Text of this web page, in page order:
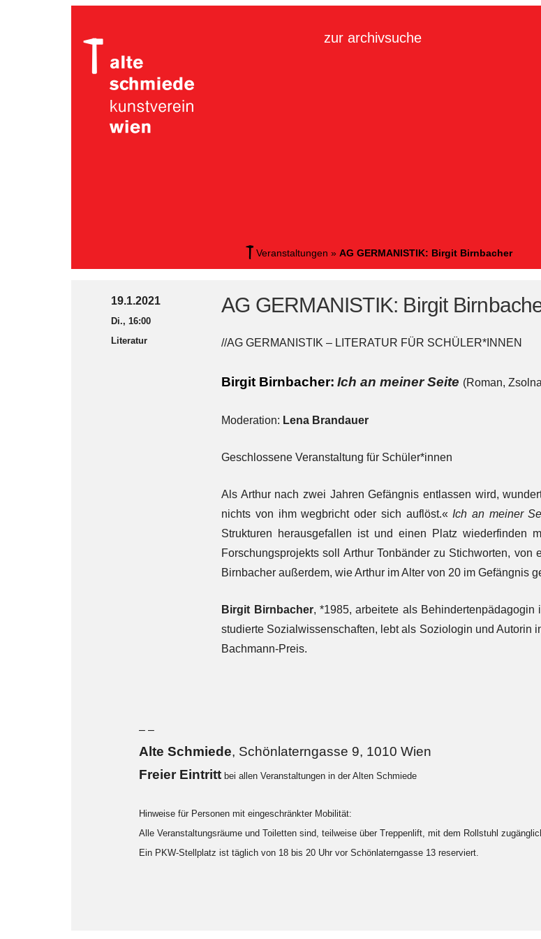
zur archivsuche
Veranstaltungen » AG GERMANISTIK: Birgit Birnbacher
19.1.2021
Di., 16:00
Literatur
AG GERMANISTIK: Birgit
//AG GERMANISTIK – LITERATUR FÜR SCHÜLER*INNEN
Birgit Birnbacher: Ich an meiner Seite (Roman,
Moderation: Lena Brandauer
Geschlossene Veranstaltung für Schüler*innen
Als Arthur nach zwei Jahren Gefängnis entlassen wird,
nichts von ihm wegbricht oder sich auflöst.« Ich an meiner
Strukturen herausgefallen ist und einen Platz wiederfinden
Forschungsprojekts soll Arthur Tonbänder zu Stichworten,
Birnbacher außerdem, wie Arthur im Alter von 20 im Gefängnis
Birgit Birnbacher, *1985, arbeitete als
studierte Sozialwissenschaften, lebt als Soziologin und Autorin
Bachmann-Preis.
– –
Alte Schmiede, Schönlaterngasse 9, 1010 Wien
Freier Eintritt bei allen Veranstaltungen in der Alten Schmiede
Hinweise für Personen mit eingeschränkter Mobilität:
Alle Veranstaltungsräume und Toiletten sind, teilweise über Treppenlift, mit dem Rollstuhl
Ein PKW-Stellplatz ist täglich von 18 bis 20 Uhr vor Schönlaterngasse 13 reserviert.